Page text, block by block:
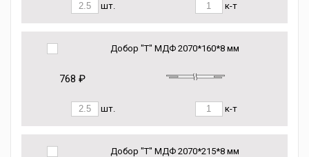
шт. к-т
Добор "Т" МДФ 2070*160*8 мм
768 ₽
шт. к-т
Добор "Т" МДФ 2070*215*8 мм